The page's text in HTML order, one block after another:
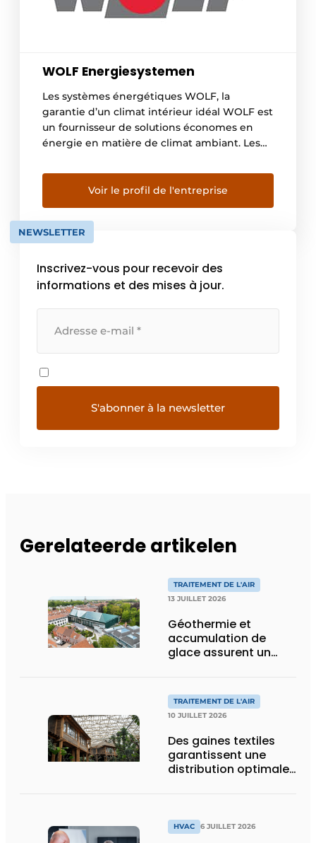
WOLF Energiesystemen
Les systèmes énergétiques WOLF, la
garantie d’un climat intérieur idéal WOLF est
un fournisseur de solutions économes en
énergie en matière de climat ambiant. Les
développés par l’entreprise offrent une
solution dans les domaines du traitement de
l’air, de la ventilation, du chauffage et du
refroidissement. L’ascension rapide de
WOLF […]
Voir le profil de l'entreprise
NEWSLETTER
Inscrivez-vous pour recevoir des
informations et des mises à jour.
Gerelateerde artikelen
TRAITEMENT DE L'AIR
13 JUILLET 2026
Géothermie et
accumulation de
glace assurent un
et les visiteurs de
BRUSK Bruges
TRAITEMENT DE L'AIR
10 JUILLET 2026
Des gaines textiles
garantissent une
distribution optimale
Daiza
HVAC 6 JUILLET 2026